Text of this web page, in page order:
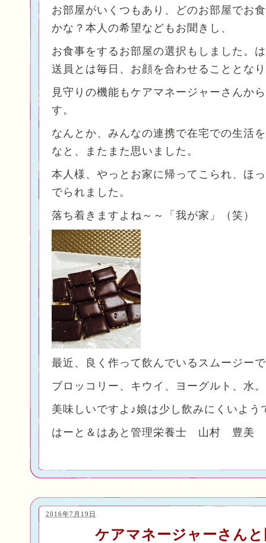
お部屋がいくつもあり、どのお部屋でお
かな？本人の希望などもお聞きし、
お食事をするお部屋の選択もしました。
送員とは毎日、お顔を合わせることとな
見守りの機能もケアマネージャーさんか
す。
なんとか、みんなの連携で在宅での生活
なと、またまた思いました。
本人様、やっとお家に帰ってこられ、ほ
でられました。
落ち着きますよね～～「我が家」（笑）
最近、良く作って飲んでいるスムージー
ブロッコリー、キウイ、ヨーグルト、水。
美味しいですよ♪娘は少し飲みにくいよう
はーと＆はあと管理栄養士 山村 豊美
ケアマネージャーさんと
2016年7月19日